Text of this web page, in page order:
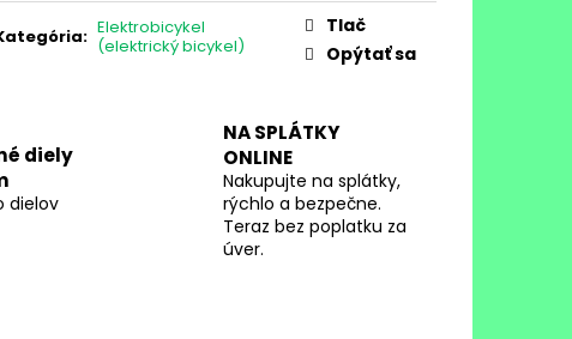
: Elektrobicykel
(elektrický bicykel)
Tlač
Opýtať sa
diely
dielov
NA SPLÁTKY
ONLINE
Nakupujte na splátky,
rýchlo a bezpečne.
Teraz bez poplatku za
úver.